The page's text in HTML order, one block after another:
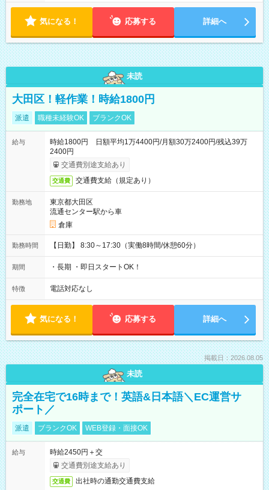
気になる！ 応募する 詳細へ
未読
大田区！軽作業！時給1800円
派遣 職種未経験OK ブランクOK
給与
時給1800円 日額平均1万4400円/月額30万2400円/残込39万
2400円
交通費別途支給あり
交通費 交通費支給（規定あり）
勤務地
東京都大田区
流通センター駅から車
倉庫
勤務時間 【日勤】 8:30～17:30（実働8時間/休憩60分）
期間 ・長期 ・即日スタートOK！
特徴 電話対応なし
気になる！ 応募する 詳細へ
掲載日：2026.08.05
未読
完全在宅で16時まで！英語&日本語＼EC運営サ
ポート／
派遣 ブランクOK WEB登録・面接OK
給与
時給2450円＋交
交通費別途支給あり
交通費 出社時の通勤交通費支給